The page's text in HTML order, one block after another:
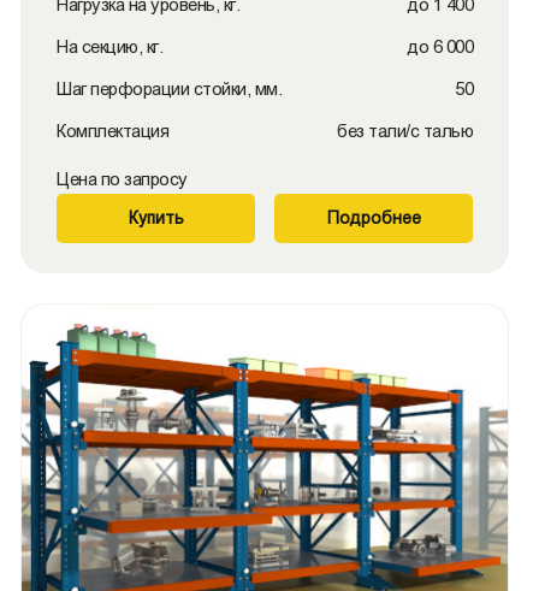
Нагрузка на уровень, кг. до 1 400
На секцию, кг. до 6 000
Шаг перфорации стойки, мм. 50
Комплектация без тали/с талью
Цена по запросу
Купить Подробнее